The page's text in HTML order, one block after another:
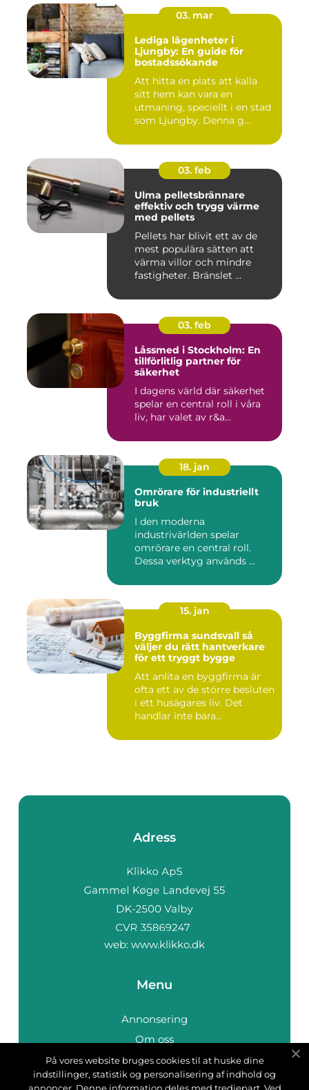
03. mar
Lediga lägenheter i
Ljungby: En guide för
bostadssökande
Att hitta en plats att kalla
sitt hem kan vara en
utmaning, speciellt i en stad
som Ljungby. Denna g...
03. feb
Ulma pelletsbrännare
effektiv och trygg värme
med pellets
Pellets har blivit ett av de
mest populära sätten att
värma villor och mindre
fastigheter. Bränslet ...
03. feb
Låssmed i Stockholm: En
tillförlitlig partner för
säkerhet
I dagens värld där säkerhet
spelar en central roll i våra
liv, har valet av r&a...
18. jan
Omrörare för industriellt
bruk
I den moderna
industrivärlden spelar
omrörare en central roll.
Dessa verktyg används ...
15. jan
Byggfirma sundsvall så
väljer du rätt hantverkare
för ett tryggt bygge
Att anlita en byggfirma är
ofta ett av de större besluten
i ett husägares liv. Det
handlar inte bara...
Adress
web: www.klikko.dk
Menu
Annonsering
Om oss
Cookies
Kontakta oss
På vores website bruges cookies til at huske dine
indstillinger, statistik og personalisering af indhold og